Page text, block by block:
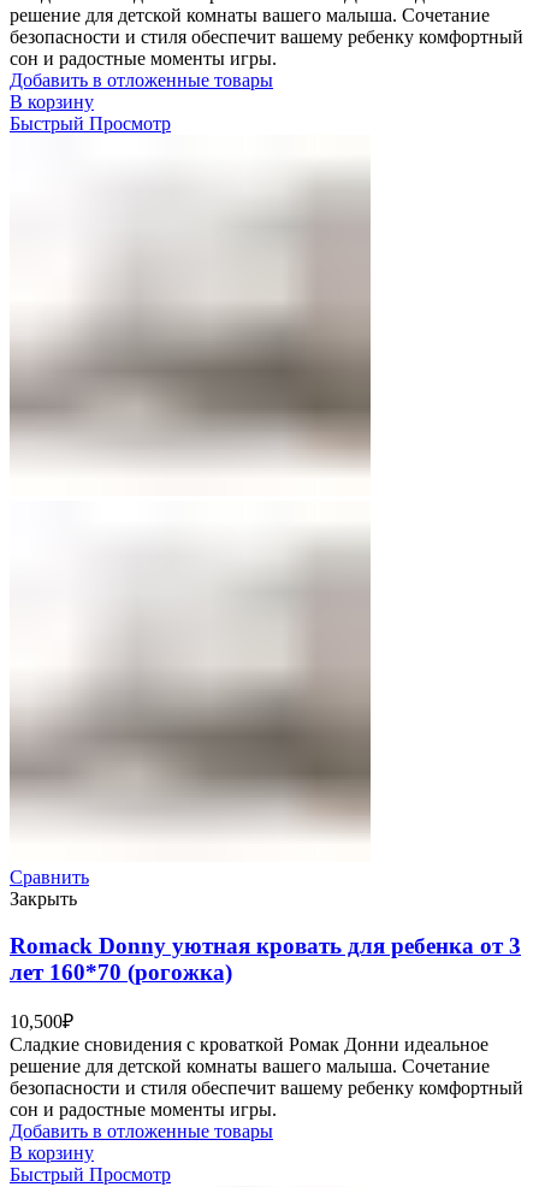
решение для детской комнаты вашего малыша. Сочетание
безопасности и стиля обеспечит вашему ребенку комфортный
сон и радостные моменты игры.
Добавить в отложенные товары
В корзину
Быстрый Просмотр
Сравнить
Закрыть
Romack Donny уютная кровать для ребенка от 3
лет 160*70 (рогожка)
10,500₽
Сладкие сновидения с кроваткой Ромак Донни идеальное
решение для детской комнаты вашего малыша. Сочетание
безопасности и стиля обеспечит вашему ребенку комфортный
сон и радостные моменты игры.
Добавить в отложенные товары
В корзину
Быстрый Просмотр